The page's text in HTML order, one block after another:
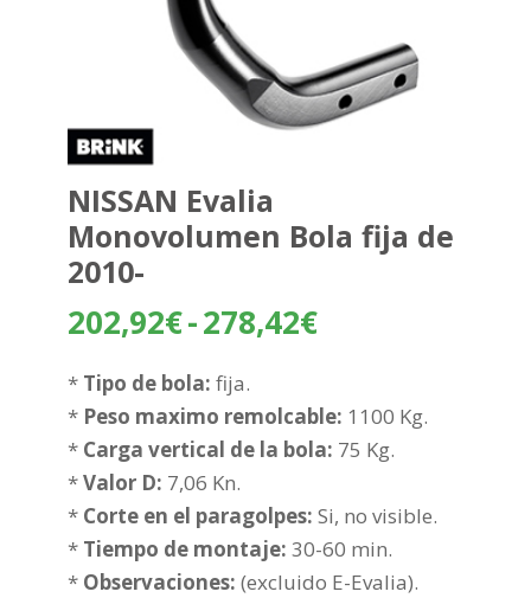
NISSAN Evalia
Monovolumen Bola fija de
2010-
202,92€-278,42€Rango
desde
202,92€
278,42€
* Tipo de bola: fija.
* Peso maximo remolcable: 1100 Kg.
* Carga vertical de la bola: 75 Kg.
*Valor D: 7,06 Kn.
* Corte en el paragolpes: Si, no visible.
* Tiempo de montaje: 30-60 min.
* Observaciones: (excluido E-Evalia).